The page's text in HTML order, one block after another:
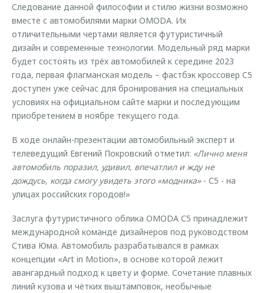
Следование данной философии и стилю жизни возможно
вместе с автомобилями марки OMODA. Их
отличительными чертами является футуристичный
дизайн и современные технологии. Модельный ряд марки
будет состоять из трёх автомобилей к середине 2023
года, первая флагманская модель – фастбэк кроссовер C5
доступен уже сейчас для бронирования на специальных
условиях на официальном сайте марки и последующим
приобретением в ноябре текущего года.
В ходе онлайн-презентации автомобильный эксперт и
телеведущий Евгений Покровский отметил: «Лично меня
автомобиль поразил, удивил, впечатлил и жду не
дождусь, когда смогу увидеть этого «модника»- С5 - на
улицах российских городов!»
Заслуга футуристичного облика OMODA С5 принадлежит
международной команде дизайнеров под руководством
Стива Юма. Автомобиль разрабатывался в рамках
концепции «Art in Motion», в основе которой лежит
авангардный подход к цвету и форме. Сочетание плавных
линий кузова и чётких выштамповок, необычные